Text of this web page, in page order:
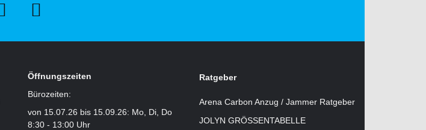
Öffnungszeiten
Bürozeiten:
von 15.07.26 bis 15.09.26: Mo, Di, Do
8:30 - 13:00 Uhr
Ratgeber
Arena Carbon Anzug / Jammer Ratgeber
JOLYN GRÖSSENTABELLE